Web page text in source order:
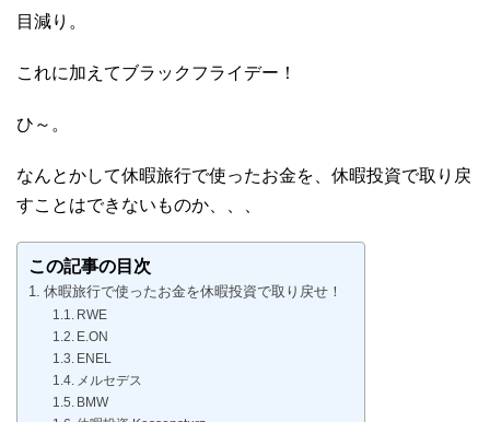
目減り。
これに加えてブラックフライデー！
ひ～。
なんとかして休暇旅行で使ったお金を、休暇投資で取り戻
すことはできないものか、、、
この記事の目次
休暇旅行で使ったお金を休暇投資で取り戻せ！
RWE
E.ON
ENEL
メルセデス
BMW